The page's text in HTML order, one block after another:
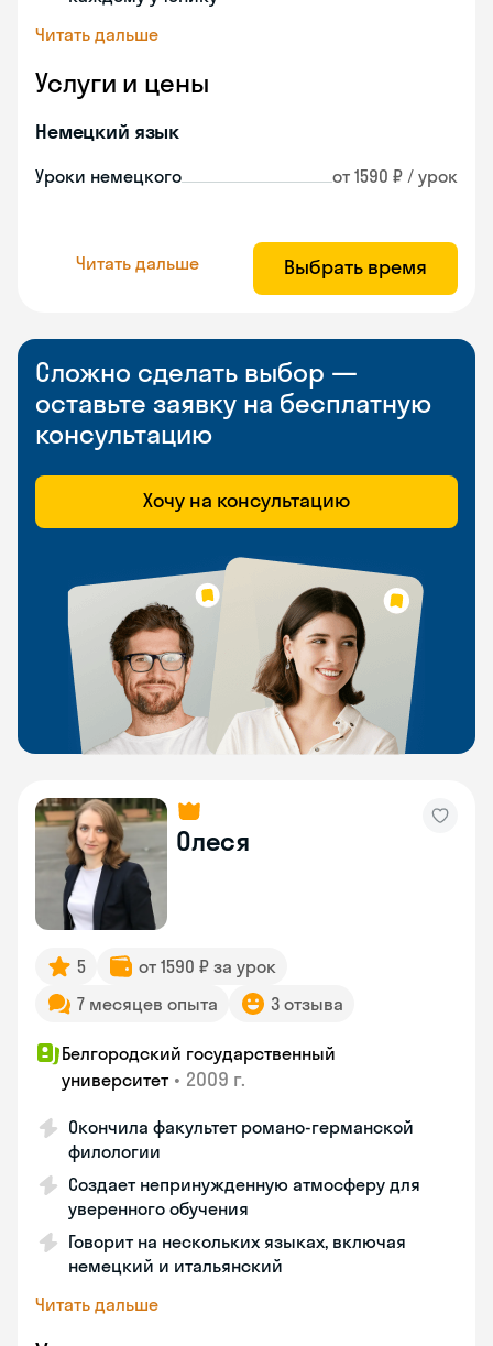
Читать дальше
Услуги и цены
Немецкий язык
Уроки немецкого от 1590 ₽ / урок
Читать дальше Выбрать время
Сложно сделать выбор —
оставьте заявку на бесплатную
консультацию
Хочу на консультацию
Олеся
5
от 1590 ₽ за урок
7 месяцев опыта
3 отзыва
Белгородский государственный
университет • 2009 г.
Окончила факультет романо-германской
филологии
Создает непринужденную атмосферу для
уверенного обучения
Говорит на нескольких языках, включая
немецкий и итальянский
Читать дальше